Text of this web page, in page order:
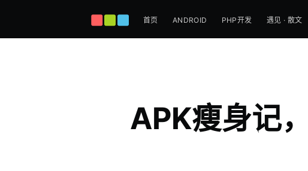
首页 ANDROID PHP开发 遇见 · 散文
APK瘦身记